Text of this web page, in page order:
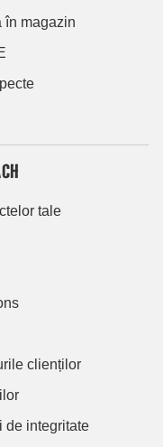
în magazin
tale
clienților
de integritate